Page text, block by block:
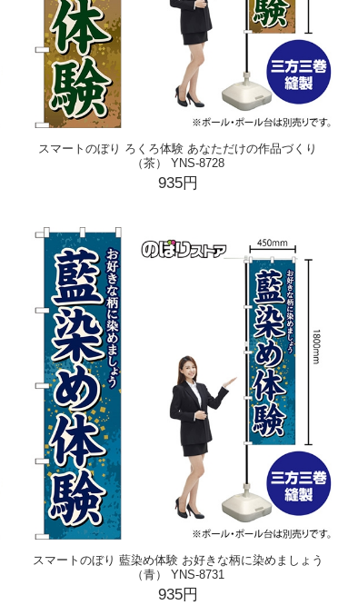
スマートのぼり ろくろ体験 あなただけの作品づくり
（茶） YNS-8728
935円
スマートのぼり 藍染め体験 お好きな柄に染めましょう
（青） YNS-8731
935円